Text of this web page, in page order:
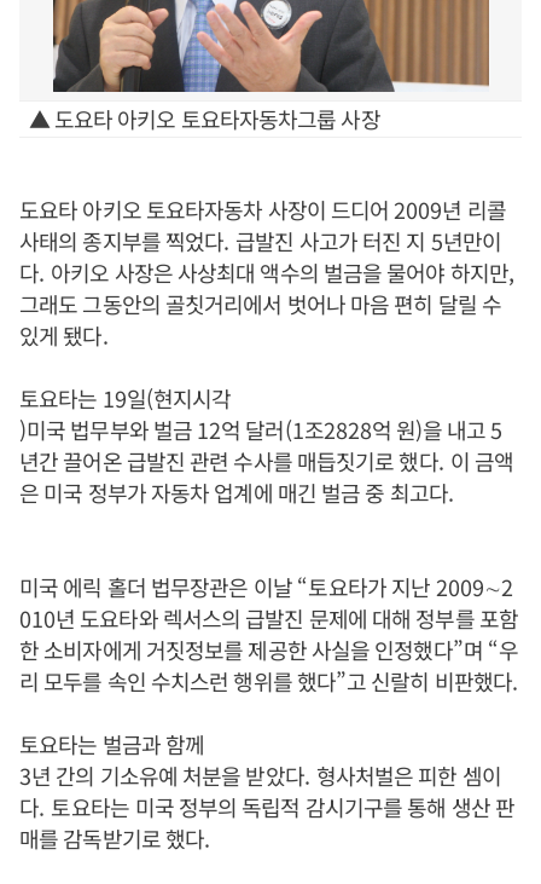
▲ 도요타 아키오 토요타자동차그룹 사장
도요타 아키오 토요타자동차 사장이 드디어 2009년 리콜
사태의 종지부를 찍었다. 급발진 사고가 터진 지 5년만이
다. 아키오 사장은 사상최대 액수의 벌금을 물어야 하지만,
그래도 그동안의 골칫거리에서 벗어나 마음 편히 달릴 수
있게 됐다.
토요타는 19일(현지시각
)미국 법무부와 벌금12억 달러(1조2828억 원)을 내고5
년간 끌어온 급발진 관련 수사를 매듭짓기로 했다. 이 금액
은 미국 정부가 자동차 업계에 매긴 벌금 중 최고다.
미국 에릭 홀더 법무장관은 이날“토요타가 지난 2009∼2
010년 도요타와 렉서스의 급발진 문제에 대해 정부를 포함
한 소비자에게 거짓정보를 제공한 사실을 인정했다”며 “우
리 모두를 속인 수치스런 행위를 했다”고 신랄히 비판했다.
토요타는 벌금과 함께
3년 간의 기소유예 처분을 받았다. 형사처벌은 피한 셈이
다. 토요타는 미국 정부의 독립적 감시기구를 통해 생산 판
매를 감독받기로 했다.